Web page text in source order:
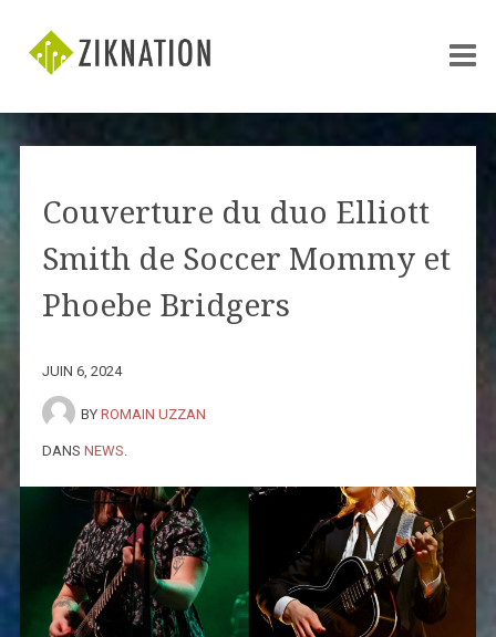
Couverture du duo Elliott
Smith de Soccer Mommy et
Phoebe Bridgers
JUIN 6, 2024
BY ROMAIN UZZAN
DANS NEWS